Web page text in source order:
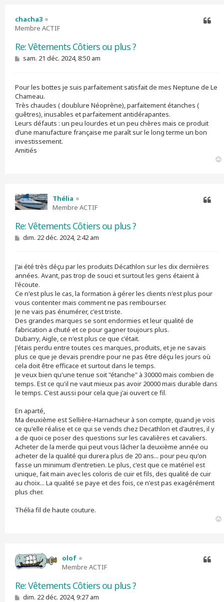
chacha3
Membre ACTIF
Re: Vêtements Côtiers ou plus ?
M
a
g
e
sam. 21 déc. 2024, 8:50 am
Pour les bottes je suis parfaitement satisfait de mes Neptune de Le
Chameau.
Très chaudes ( doublure Néoprène), parfaitement étanches (
guêtres), inusables et parfaitement antidérapantes.
Leurs défauts : un peu lourdes et un peu chères mais ce produit
d’une manufacture française me paraît sur le long terme un bon
investissement.
Amitiés
Thélia
Membre ACTIF
Re: Vêtements Côtiers ou plus ?
M
a
g
e
dim. 22 déc. 2024, 2:42 am
J'ai été très déçu par les produits Décathlon sur les dix dernières
années. Avant, pas trop de souci et surtout les gens étaient à
l'écoute.
Ce n'est plus le cas, la formation à gérer les clients n'est plus pour
vous contenter mais comment ne pas rembourser.
Je ne vais pas énumérer, c'est triste.
Des grandes marques se sont endormies et leur qualité de
fabrication a chuté et ce pour gagner toujours plus.
Dubarry, Aigle, ce n'est plus ce que c'était.
J'étais perdu entre toutes ces marques, produits, et je ne savais
plus ce que je devais prendre pour ne pas être déçu les jours où
cela doit être efficace et surtout dans le temps.
Je veux bien qu'une tenue soit "étanche" à 30000 mais combien de
temps. Est ce qu'il ne vaut mieux pas avoir 20000 mais durable dans
le temps. C'est aussi pour cela que j'ai ouvert ce fil.
En aparté,
Ma deuxième est Sellière-Harnacheur à son compte, quand je vois
ce qu'elle réalise et ce qui se vends chez Decathlon et d'autres, il y
a de quoi ce poser des questions sur les cavalières et cavaliers.
Acheter de la merde qui peut vous lâcher la deuxième année ou
acheter de la qualité qui durera plus de 20 ans... pour peu qu'on
fasse un minimum d'entretien. Le plus, c'est que ce matériel est
unique, fait main avec les coloris de cuir et fils, des qualité de cuir
au choix... La qualité se paye et des fois, ce n'est pas exagérément
plus cher.
Thélia fil de haute couture.
olof
Membre ACTIF
Re: Vêtements Côtiers ou plus ?
M
dim. 22 déc. 2024, 9:27 am